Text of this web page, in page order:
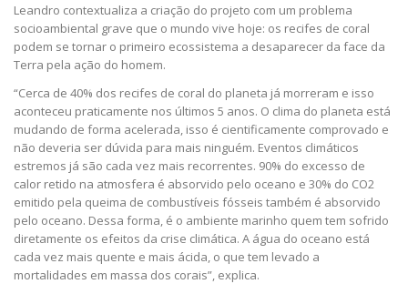
Leandro contextualiza a criação do projeto com um problema
socioambiental grave que o mundo vive hoje: os recifes de coral
podem se tornar o primeiro ecossistema a desaparecer da face da
Terra pela ação do homem.
“Cerca de 40% dos recifes de coral do planeta já morreram e isso
aconteceu praticamente nos últimos 5 anos. O clima do planeta está
mudando de forma acelerada, isso é cientificamente comprovado e
não deveria ser dúvida para mais ninguém. Eventos climáticos
estremos já são cada vez mais recorrentes. 90% do excesso de
calor retido na atmosfera é absorvido pelo oceano e 30% do CO2
emitido pela queima de combustíveis fósseis também é absorvido
pelo oceano. Dessa forma, é o ambiente marinho quem tem sofrido
diretamente os efeitos da crise climática. A água do oceano está
cada vez mais quente e mais ácida, o que tem levado a
mortalidades em massa dos corais”, explica.